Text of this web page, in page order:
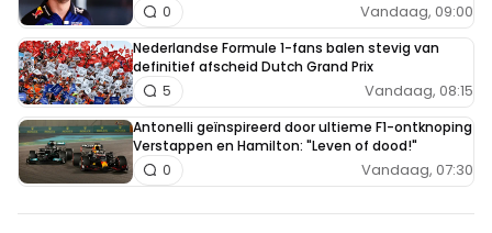
Vandaag, 09:00
0
Nederlandse Formule 1-fans balen stevig van
definitief afscheid Dutch Grand Prix
Vandaag, 08:15
5
Antonelli geïnspireerd door ultieme F1-ontknoping
Verstappen en Hamilton: "Leven of dood!"
Vandaag, 07:30
0